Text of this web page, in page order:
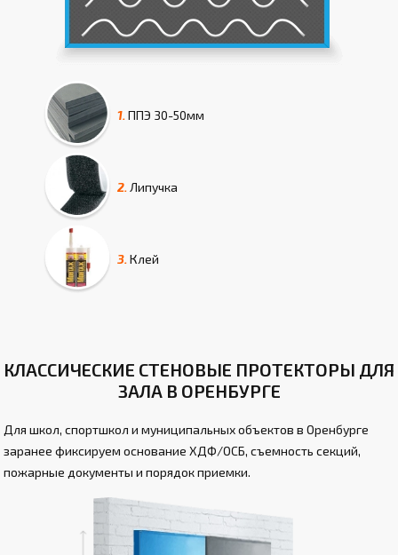
1. ППЭ 30-50мм
2. Липучка
3. Клей
КЛАССИЧЕСКИЕ СТЕНОВЫЕ ПРОТЕКТОРЫ ДЛЯ
ЗАЛА В ОРЕНБУРГЕ
Для школ, спортшкол и муниципальных объектов в Оренбурге
заранее фиксируем основание ХДФ/ОСБ, съемность секций,
пожарные документы и порядок приемки.